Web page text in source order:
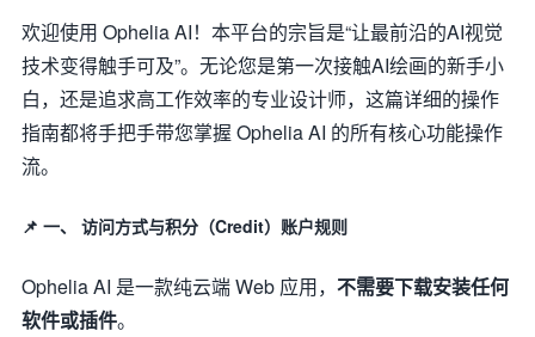
欢迎使用 Ophelia AI！本平台的宗旨是“让最前沿的AI视觉
技术变得触手可及”。无论您是第一次接触AI绘画的新手小
白，还是追求高工作效率的专业设计师，这篇详细的操作
指南都将手把手带您掌握 Ophelia AI 的所有核心功能操作
流。
📌 一、 访问方式与积分（Credit）账户规则
Ophelia AI 是一款纯云端 Web 应用， 不需要下载安装任何
软件或插件。